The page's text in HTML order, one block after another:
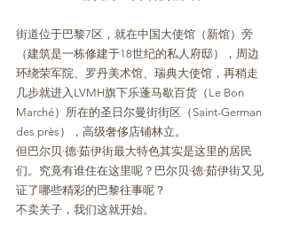
街道位于巴黎7区，就在中国大使馆（新馆）旁
（建筑是一栋修建于18世纪的私人府邸），周边
环绕荣军院、罗丹美术馆、瑞典大使馆，再稍走
几步就进入LVMH旗下乐蓬马歇百货（Le Bon
Marché）所在的圣日尔曼街街区（Saint-German
des près），高级奢侈店铺林立。
但巴尔贝·德·茹伊街最大特色其实是这里的居民
们。究竟有谁住在这里呢？巴尔贝·德·茹伊街又见
证了哪些精彩的巴黎往事呢？
不卖关子，我们这就开始。